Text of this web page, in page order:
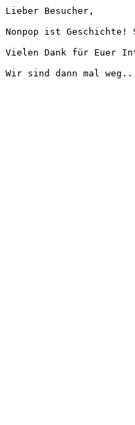
Lieber Besucher,
Nonpop ist Geschichte!
Vielen Dank für Euer
Wir sind dann mal